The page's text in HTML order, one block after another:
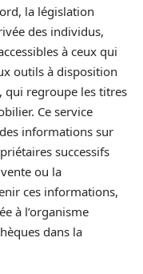
la législation
des individus,
à ceux qui
outils à disposition
qui regroupe les titres
Ce service
informations sur
successifs
ou la
ces informations,
à l’organisme
dans la